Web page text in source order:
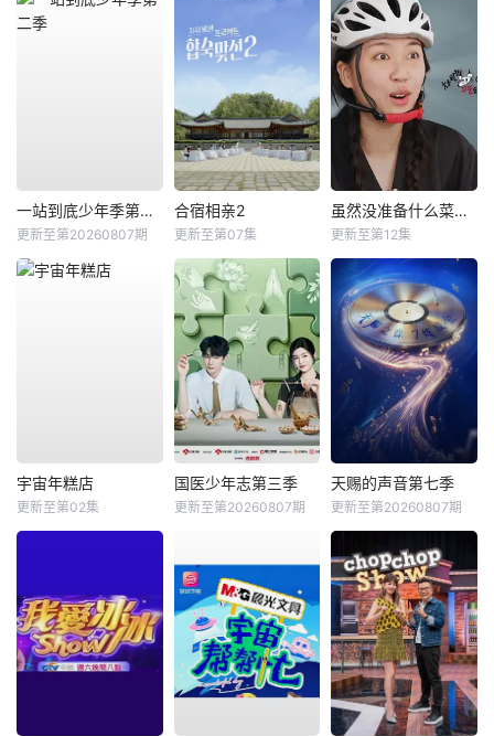
一站到底少年季第二季
更新至第20260807期
合宿相亲2
更新至第07集
虽然没准备什么菜第四季
更新至第12集
宇宙年糕店
更新至第02集
国医少年志第三季
更新至第20260807期
天赐的声音第七季
更新至第20260807期